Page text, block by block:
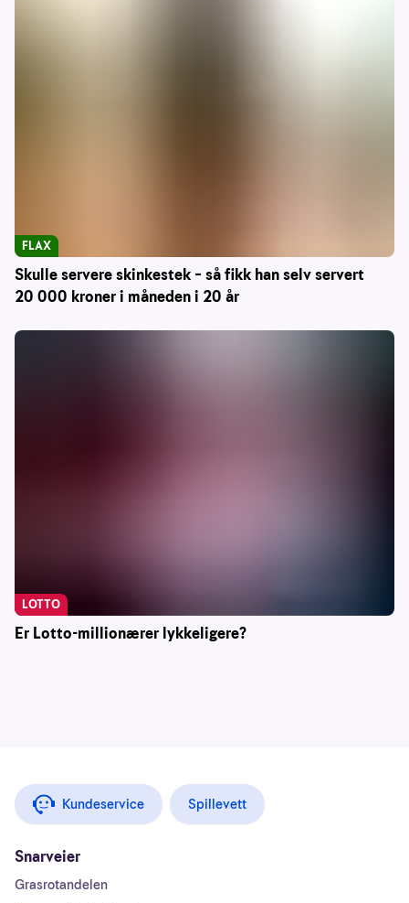
Skulle servere skinkestek – så fikk han selv servert
20 000 kroner i måneden i 20 år
FLAX
Er Lotto-millionærer lykkeligere?
LOTTO
Kundeservice Spillevett
Snarveier
Grasrotandelen